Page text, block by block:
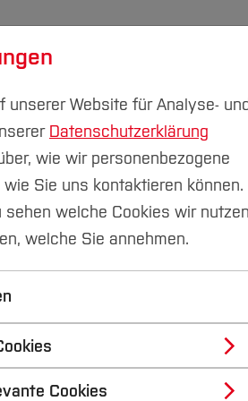
Transfer
Talks
unserer Website für Analyse- und
Datenschutzerklärung
wie wir personenbezogene
Sie uns kontaktieren können.
sehen welche Cookies wir nutzen
welche Sie annehmen.
Cookies